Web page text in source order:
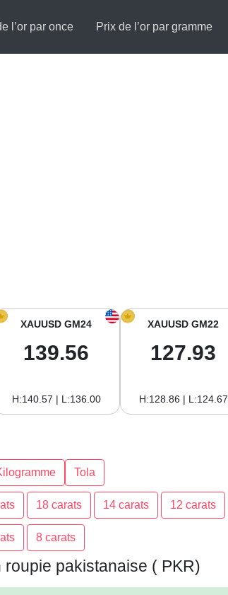
l’or par once Prix de l’or par gramme
XAUUSD GM24
139.56
H:140.57 | L:136.00
XAUUSD GM22
127.93
H:128.86 | L:124.67
Tola
18 carats 14 carats 12 carats
8 carats
pakistanaise ( PKR)